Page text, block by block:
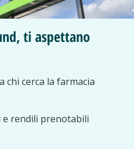
ti aspettano
cerca la farmacia
rendili prenotabili